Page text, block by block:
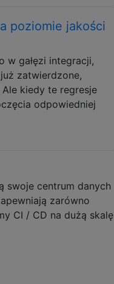
poziomie jakości
w gałęzi integracji,
zatwierdzone,
kiedy te regresje
odpowiedniej
swoje centrum danych
zarówno
CI / CD na dużą skalę